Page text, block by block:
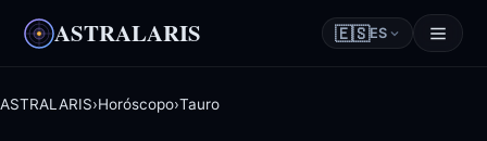
ASTRALARIS 🇪🇸ES
ASTRALARIS›Horóscopo›Tauro